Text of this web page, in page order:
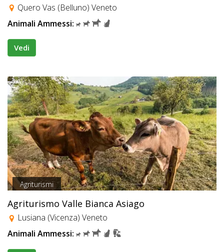
Quero Vas (Belluno) Veneto
Animali Ammessi:
Vedi
Agriturismi
Agriturismo Valle Bianca Asiago
Lusiana (Vicenza) Veneto
Animali Ammessi: